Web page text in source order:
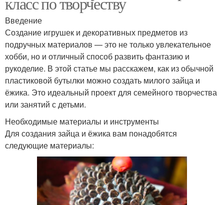
Введение
Создание игрушек и декоративных предметов из
подручных материалов — это не только увлекательное
хобби, но и отличный способ развить фантазию и
рукоделие. В этой статье мы расскажем, как из обычной
пластиковой бутылки можно создать милого зайца и
ёжика. Это идеальный проект для семейного творчества
или занятий с детьми.
Необходимые материалы и инструменты
Для создания зайца и ёжика вам понадобятся
следующие материалы: